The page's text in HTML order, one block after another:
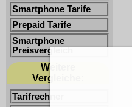
Smartphone Tarife
Prepaid Tarife
Smartphone
Preisvergleich
Weitere
Vergleiche:
Tarifrechner